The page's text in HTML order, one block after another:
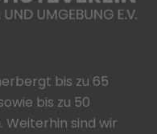
bis zu 65
bis zu 50
Weiterhin sind wir